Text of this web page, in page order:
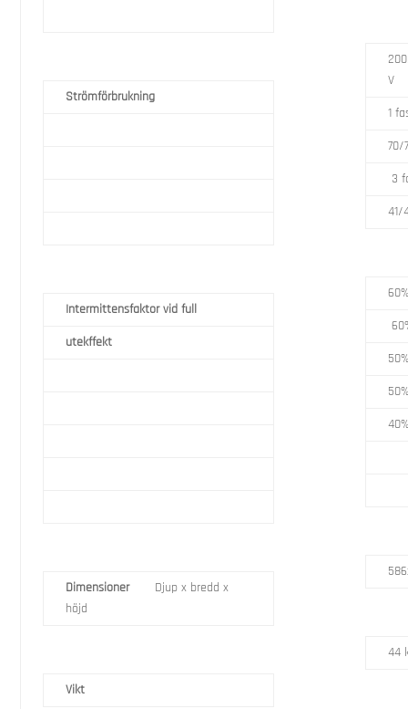
Strömförbrukning
Intermittensfaktor vid full
utekffekt
Dimensioner
Djup x bredd x
höjd
Vikt
V
1
3
41/
44